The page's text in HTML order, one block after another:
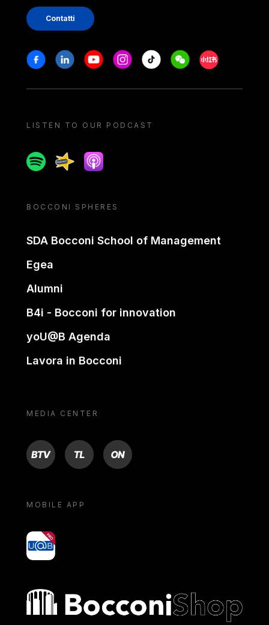
Contatti
Stay in touch
FacebookLinkedinYoutubeInstagram
Tiktok WeechatXiaohongshu/
LISTEN TO OUR PODCAST
SpotifySpreakerApple podcast
BOCCONI SPHERES
SDA Bocconi School of Management
Egea
Alumni
B4i - Bocconi for innovation
yoU@B Agenda
Lavora in Bocconi
MEDIA CENTER
BTV TL ON
MOBILE APP
yoU@B
Bocconi shop